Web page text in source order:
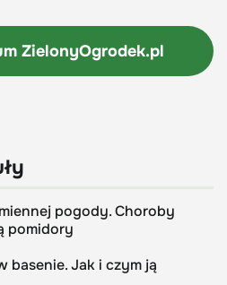
ZielonyOgrodek.pl
pogody. Choroby
pomidory
basenie. Jak i czym ją